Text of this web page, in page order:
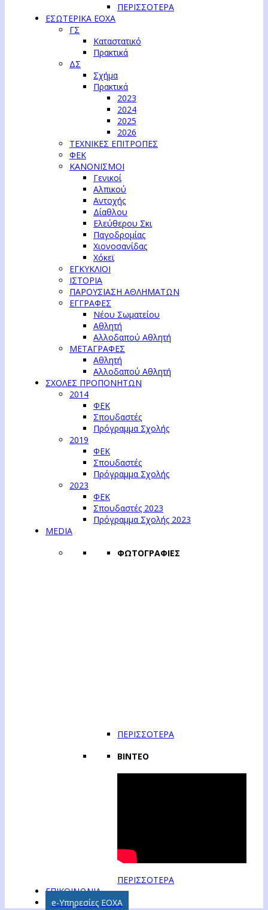
ΠΕΡΙΣΣΟΤΕΡΑ
ΕΣΩΤΕΡΙΚΑ ΕΟΧΑ
ΓΣ
Καταστατικό
Πρακτικά
ΔΣ
Σχήμα
Πρακτικά
2023
2024
2025
2026
ΤΕΧΝΙΚΕΣ ΕΠΙΤΡΟΠΕΣ
ΦΕΚ
ΚΑΝΟΝΙΣΜΟΙ
Γενικοί
Αλπικού
Αντοχής
Δίαθλου
Ελεύθερου Σκι
Παγοδρομίας
Χιονοσανίδας
Χόκεϊ
ΕΓΚΥΚΛΙΟΙ
ΙΣΤΟΡΙΑ
ΠΑΡΟΥΣΙΑΣΗ ΑΘΛΗΜΑΤΩΝ
ΕΓΓΡΑΦΕΣ
Νέου Σωματείου
Αθλητή
Αλλοδαπού Αθλητή
ΜΕΤΑΓΡΑΦΕΣ
Αθλητή
Αλλοδαπού Αθλητή
ΣΧΟΛΕΣ ΠΡΟΠΟΝΗΤΩΝ
2014
ΦΕΚ
Σπουδαστές
Πρόγραμμα Σχολής
2019
ΦΕΚ
Σπουδαστές
Πρόγραμμα Σχολής
2023
ΦΕΚ
Σπουδαστές 2023
Πρόγραμμα Σχολής 2023
MEDIA
ΦΩΤΟΓΡΑΦΙΕΣ
ΠΕΡΙΣΣΟΤΕΡΑ
ΒΙΝΤΕΟ
ΠΕΡΙΣΣΟΤΕΡΑ
ΕΠΙΚΟΙΝΩΝΙΑ
e-Υπηρεσίες ΕΟΧΑ